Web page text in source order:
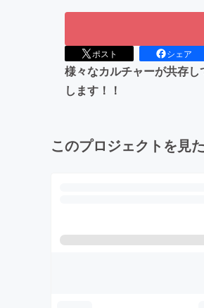
ポスト シェア
様々なカルチャーが共存
します！！
このプロジェクトを見